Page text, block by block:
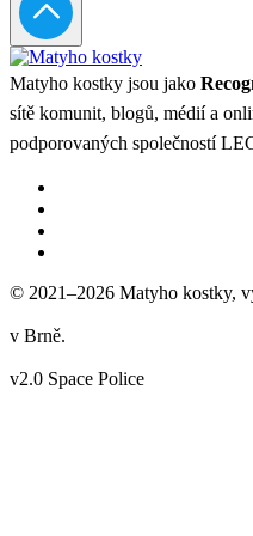
Matyho kostky jsou jako
sítě komunit, blogů, médií a
podporovaných společností
© 2021–2026 Matyho kostky,
v Brně.
v2.0 Space Police